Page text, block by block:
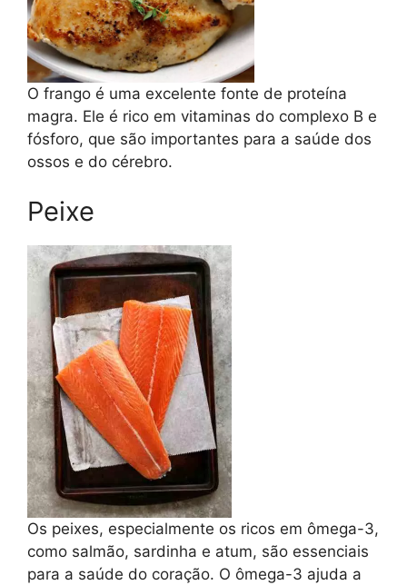
O frango é uma excelente fonte de proteína
magra. Ele é rico em vitaminas do complexo B e
fósforo, que são importantes para a saúde dos
ossos e do cérebro.
Peixe
Os peixes, especialmente os ricos em ômega-3,
como salmão, sardinha e atum, são essenciais
para a saúde do coração. O ômega-3 ajuda a